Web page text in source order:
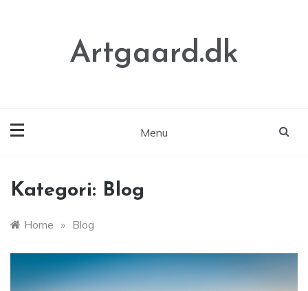
Artgaard.dk
Menu
Kategori: Blog
Home » Blog